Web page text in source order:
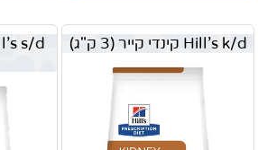
Hill's k/d קינדי קייר (3 ק"ג)